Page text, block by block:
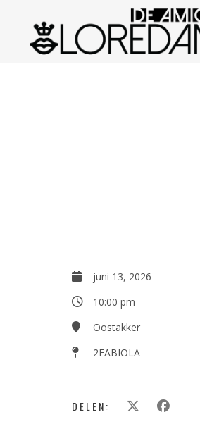
juni 13, 2026
10:00 pm
Oostakker
2FABIOLA
DELEN: